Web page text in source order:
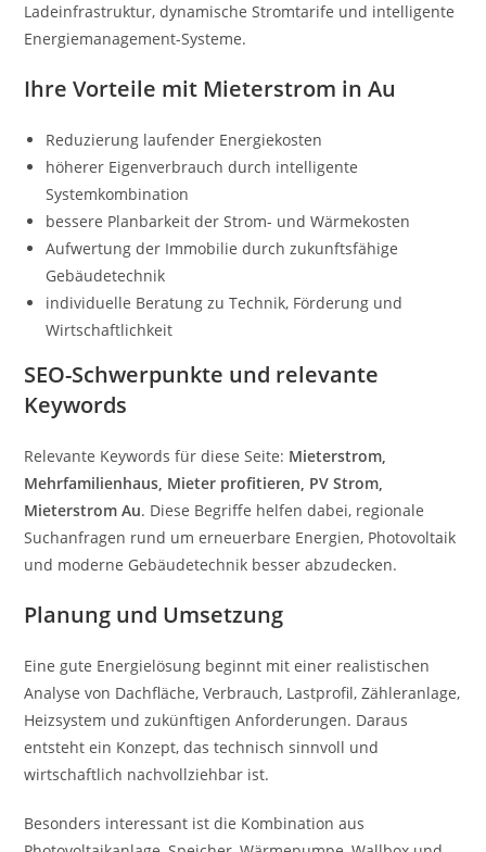
Ladeinfrastruktur, dynamische Stromtarife und intelligente
Energiemanagement-Systeme.
Ihre Vorteile mit Mieterstrom in Au
Reduzierung laufender Energiekosten
höherer Eigenverbrauch durch intelligente
Systemkombination
bessere Planbarkeit der Strom- und Wärmekosten
Aufwertung der Immobilie durch zukunftsfähige
Gebäudetechnik
individuelle Beratung zu Technik, Förderung und
Wirtschaftlichkeit
SEO-Schwerpunkte und relevante
Keywords
Relevante Keywords für diese Seite: Mieterstrom,
Mehrfamilienhaus, Mieter profitieren, PV Strom,
Mieterstrom Au. Diese Begriffe helfen dabei, regionale
Suchanfragen rund um erneuerbare Energien, Photovoltaik
und moderne Gebäudetechnik besser abzudecken.
Planung und Umsetzung
Eine gute Energielösung beginnt mit einer realistischen
Analyse von Dachfläche, Verbrauch, Lastprofil, Zähleranlage,
Heizsystem und zukünftigen Anforderungen. Daraus
entsteht ein Konzept, das technisch sinnvoll und
wirtschaftlich nachvollziehbar ist.
Besonders interessant ist die Kombination aus